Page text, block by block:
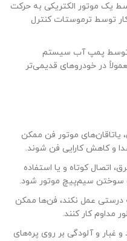
یک موتور الکتریکی به حرکت
توسط ترموستات کنترل
توسط پمپ آب سیستم
در خودروهای قدیمی‌تر
یاتاقان‌های موتور فن ممکن
و کاهش کارایی فن شوند.
اتصال کوتاه و یا استفاده
سیم‌پیچ موتور شود.
درستی عمل نکند، فن‌ها ممکن
مداوم کار کنند.
غبار و آلودگی بر روی پره‌های